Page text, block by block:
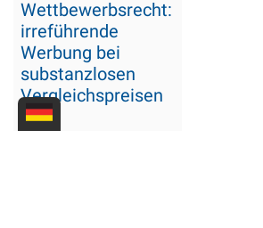
Wettbewerbsrecht:
irreführende
Werbung bei
substanzlosen
Vergleichspreisen